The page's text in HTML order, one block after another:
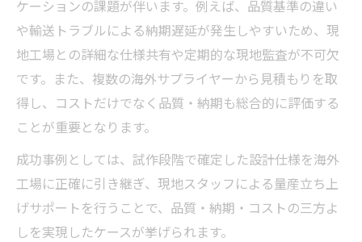
ケーションの課題が伴います。例えば、品質基準の違い
や輸送トラブルによる納期遅延が発生しやすいため、現
地工場との詳細な仕様共有や定期的な現地監査が不可欠
です。また、複数の海外サプライヤーから見積もりを取
得し、コストだけでなく品質・納期も総合的に評価する
ことが重要となります。
成功事例としては、試作段階で確定した設計仕様を海外
工場に正確に引き継ぎ、現地スタッフによる量産立ち上
げサポートを行うことで、品質・納期・コストの三方よ
しを実現したケースが挙げられます。